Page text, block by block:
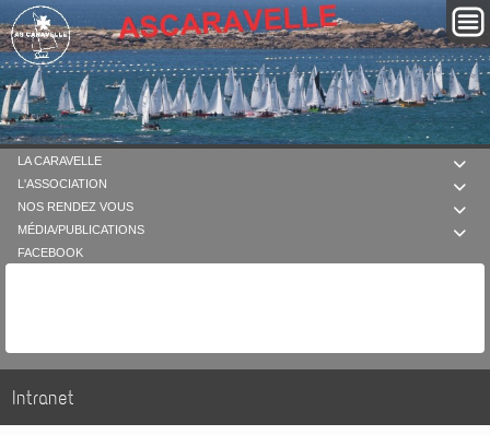

LA CARAVELLE

L'ASSOCIATION

NOS RENDEZ VOUS

MÉDIA/PUBLICATIONS
FACEBOOK
Intranet